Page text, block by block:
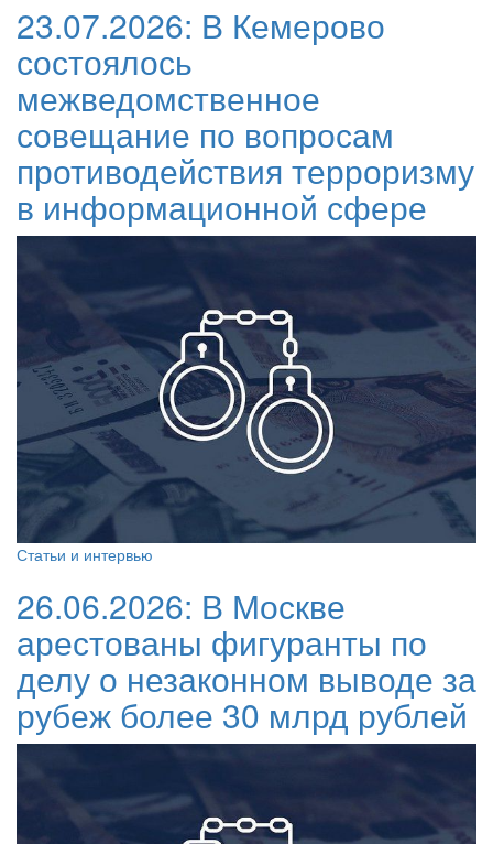
23.07.2026: В Кемерово
состоялось
межведомственное
совещание по вопросам
противодействия терроризму
в информационной сфере
Статьи и интервью
26.06.2026: В Москве
арестованы фигуранты по
делу о незаконном выводе за
рубеж более 30 млрд рублей